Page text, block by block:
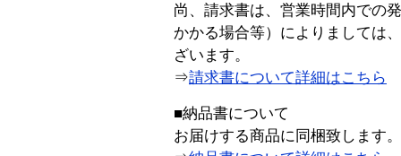
尚、請求書は、営業時間内での
かかる場合等）によりましては
ざいます。
⇒請求書について詳細はこちら
■納品書について
お届けする商品に同梱致します。